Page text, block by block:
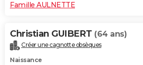
Famille AULNETTE
Christian GUIBERT (64 ans)
Créer une cagnotte obsèques
Naissance